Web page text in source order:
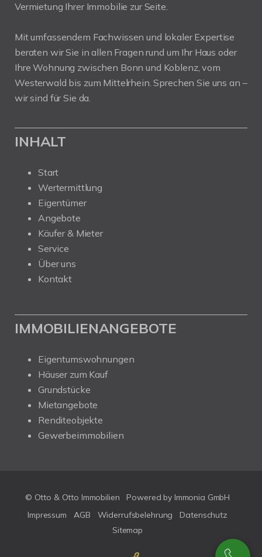
Vermietung Ihrer Immobilie zur Seite.
Mit umfassendem Fachwissen und lokaler Expertise
beraten wir Sie in allen Fragen rund um Ihr Haus oder
Ihre Wohnung zwischen Bonn und Koblenz, vom
Westerwald bis zum Mittelrhein. Sprechen Sie uns an –
wir sind für Sie da.
INHALT
Start
Wertermittlung
Eigentümer
Angebote
Käufer & Mieter
Service
Über uns
Kontakt
IMMOBILIENANGEBOTE
Eigentumswohnungen
Häuser zum Kauf
Grundstücke
Mietangebote
Renditeobjekte
Gewerbeimmobilien
© Otto & Otto Immobilien
Powered by Immonia GmbH
Impressum
AGB Widerrufsbelehrung
Datenschutz
Sitemap